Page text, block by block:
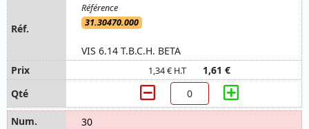
31.30470.000
VIS 6.14 T.B.C.H. BETA
1,34 € H.T 1,61 €
30